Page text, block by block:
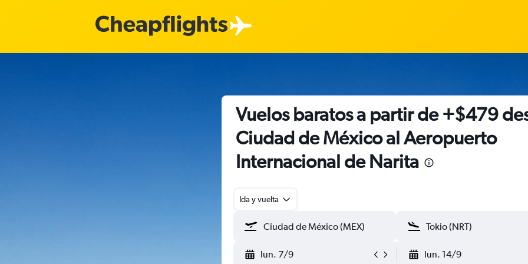
Vuelos baratos a partir de +$479
Ciudad de México al Aeropuerto
Internacional de Narita
Ida y vuelta
lun. 7/9 lun. 14/9